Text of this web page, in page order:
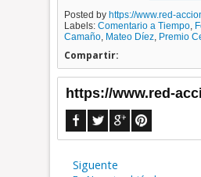
Posted by https://www.red-
Labels:Comentario a Tiempo,
Camaño, Mateo Díez, Premio
Compartir:
https://www.red-
Siguente